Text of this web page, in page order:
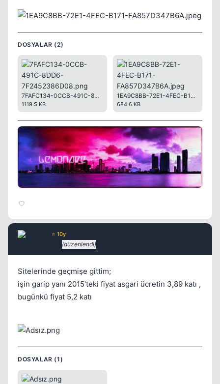
DOSYALAR (2)
7FAFC134-0CCB-491C-8DD6-7F2452386D08.png
1119.5 KB
1EA9C8BB-72E1-4FEC-B171-FA857D347B6A.jpeg
684.6 KB
⭐ 10y
(düzenlendi)
Sitelerinde geçmişe gittim;
işin garip yanı 2015'teki fiyat asgari ücretin 3,89 katı ,
bugünkü fiyat 5,2 katı
DOSYALAR (1)